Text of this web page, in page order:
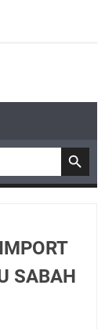
SABAH